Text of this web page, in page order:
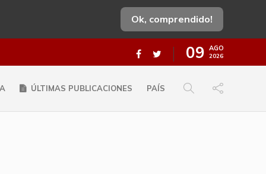
Ok, comprendido!
09 AGO
2026
ÚLTIMAS PUBLICACIONES PAÍS